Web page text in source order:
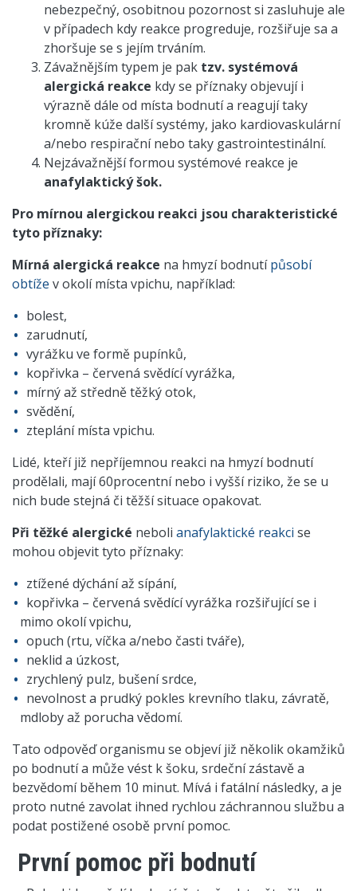
nebezpečný, osobitnou pozornost si zasluhuje ale
v případech kdy reakce progreduje, rozšiřuje sa a
zhoršuje se s jejím trváním.
Závažnějším typem je pak tzv. systémová
alergická reakce kdy se příznaky objevují i
výrazně dále od místa bodnutí a reagují taky
kromně kúže další systémy, jako kardiovaskulární
a/nebo respirační nebo taky gastrointestinální.
Nejzávažnější formou systémové reakce je
anafylaktický šok.
Pro mírnou alergickou reakci jsou charakteristické
tyto příznaky:
Mírná alergická reakce na hmyzí bodnutípůsobí
obtíže v okolí místa vpichu, například:
bolest,
zarudnutí,
vyrážku ve formě pupínků,
kopřivka – červená svědící vyrážka,
mírný až středně těžký otok,
svědění,
zteplání místa vpichu.
Lidé, kteří již nepříjemnou reakci na hmyzí bodnutí
prodělali, mají 60procentní nebo i vyšší riziko, že se u
nich bude stejná či těžší situace opakovat.
Při těžké alergické neboli anafylaktické reakci se
mohou objevit tyto příznaky:
ztížené dýchání až sípání,
kopřivka – červená svědící vyrážka rozšiřující se i
mimo okolí vpichu,
opuch (rtu, víčka a/nebo časti tváře),
neklid a úzkost,
zrychlený pulz, bušení srdce,
nevolnost a prudký pokles krevního tlaku, závratě,
mdloby až porucha vědomí.
Tato odpověď organismu se objeví již několik okamžiků
po bodnutí a může vést k šoku, srdeční zástavě a
bezvědomí během 10 minut. Mívá i fatální následky, a je
proto nutné zavolat ihned rychlou záchrannou službu a
podat postižené osobě první pomoc.
První pomoc při bodnutí